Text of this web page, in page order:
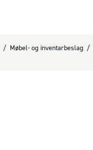
/ Møbel- og inventarbeslag /